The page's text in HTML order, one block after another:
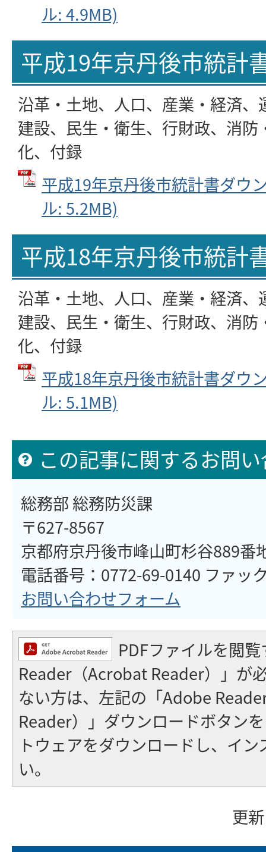
ル: 4.9MB)
平成19年京丹後市統計
沿革・土地、人口、産業・経済
建設、民生・衛生、行財政、消防
化、付録
平成19年京丹後市統計書ダウ
ル: 5.2MB)
平成18年京丹後市統計
沿革・土地、人口、産業・経済
建設、民生・衛生、行財政、消防
化、付録
平成18年京丹後市統計書ダウ
ル: 5.1MB)
この記事に関するお問
総務部 総務防災課
〒627-8567
京都府京丹後市峰山町杉谷889番
電話番号：0772-69-0140 ファッ
お問い合わせフォーム
PDFファイルを閲
Reader（Acrobat Reader）」が
ない方は、左記の「Adobe
Reader）」ダウンロードボタン
トウェアをダウンロードし、イ
い。
更